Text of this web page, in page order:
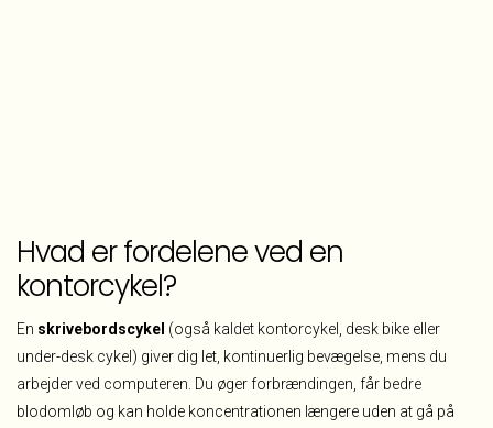
Hvad er fordelene ved en
kontorcykel?
En skrivebordscykel (også kaldet kontorcykel, desk bike eller
under-desk cykel) giver dig let, kontinuerlig bevægelse, mens du
arbejder ved computeren. Du øger forbrændingen, får bedre
blodomløb og kan holde koncentrationen længere uden at gå på